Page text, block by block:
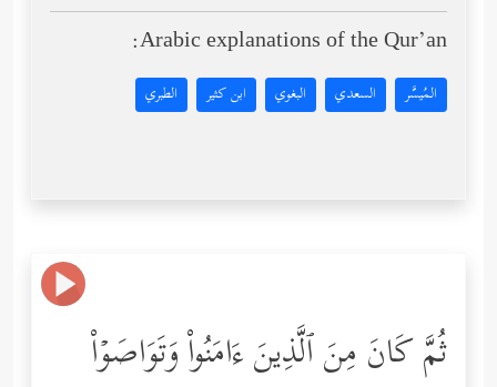
Arabic explanations of the Qur’an:
المُيسَّر السعدي البغوي ابن كثير الطبري
ثُمَّ كَانَ مِنَ ٱلَّذِینَ ءَامَنُواْ وَتَوَاصَوۡاْ